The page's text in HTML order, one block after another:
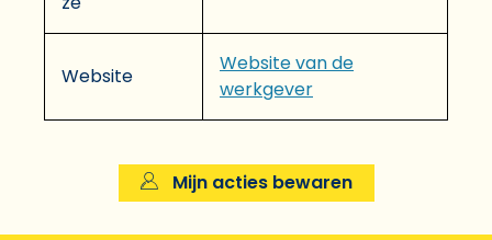
Website
Website van de
werkgever
Mijn acties bewaren